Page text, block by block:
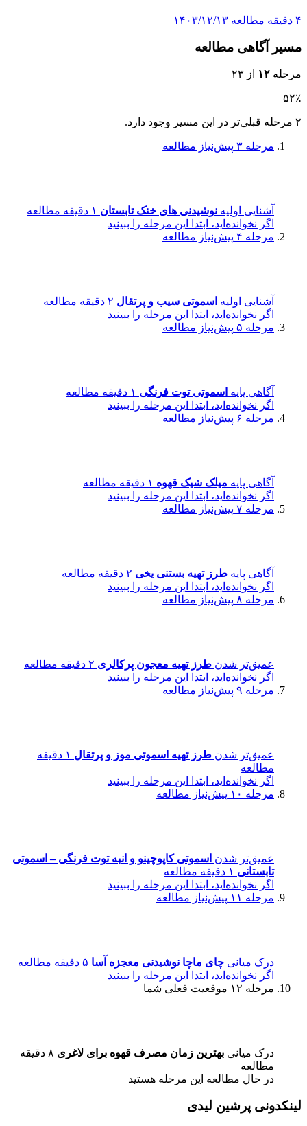
۴ دقیقه مطالعه ۱۴۰۳/۱۲/۱۳
مسیر آگاهی مطالعه
مرحله ۱۲ از ۲۳
۵۲٪
۲ مرحله قبلی‌تر در این مسیر وجود دارد.
مرحله ۳ پیش‌نیاز مطالعه
آشنایی اولیه نوشیدنی های خنک تابستان ۱ دقیقه مطالعه
اگر نخوانده‌اید، ابتدا این مرحله را ببینید
مرحله ۴
پیش‌نیاز مطالعه
آشنایی اولیه اسموتی سیب و پرتقال ۲ دقیقه مطالعه
اگر نخوانده‌اید، ابتدا این مرحله را ببینید
مرحله ۵
پیش‌نیاز مطالعه
آگاهی پایه اسموتی توت فرنگی ۱ دقیقه مطالعه
اگر نخوانده‌اید، ابتدا این مرحله را ببینید
مرحله ۶
پیش‌نیاز مطالعه
آگاهی پایه میلک شیک قهوه ۱ دقیقه مطالعه
اگر نخوانده‌اید، ابتدا این مرحله را ببینید
مرحله ۷
پیش‌نیاز مطالعه
آگاهی پایه طرز تهیه بستنی یخی ۲ دقیقه مطالعه
اگر نخوانده‌اید، ابتدا این مرحله را ببینید
مرحله ۸
پیش‌نیاز مطالعه
عمیق‌تر شدن طرز تهیه معجون پرکالری ۲ دقیقه مطالعه
اگر نخوانده‌اید، ابتدا این مرحله را ببینید
مرحله ۹
پیش‌نیاز مطالعه
عمیق‌تر شدن طرز تهیه اسموتی موز و پرتقال
۱ دقیقه
مطالعه
اگر نخوانده‌اید، ابتدا این مرحله را ببینید
مرحله ۱۰
پیش‌نیاز مطالعه
عمیق‌تر شدن اسموتی کاپوچینو و انبه توت فرنگی – اسموتی
تابستانی ۱ دقیقه مطالعه
اگر نخوانده‌اید، ابتدا این مرحله را ببینید
مرحله ۱۱
پیش‌نیاز مطالعه
درک میانی چای ماچا نوشیدنی معجزه آسا ۵ دقیقه مطالعه
اگر نخوانده‌اید، ابتدا این مرحله را ببینید
مرحله ۱۲
موقعیت فعلی شما
درک میانی بهترین زمان مصرف قهوه برای لاغری
۸ دقیقه
مطالعه
در حال مطالعه این مرحله هستید
لینکدونی پرشین لیدی